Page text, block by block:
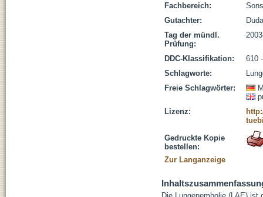
Fachbereich:
Gutachter:
Tag der mündl.
Prüfung:
DDC-Klassifikation:
610
Schlagworte:
Freie Schlagwörter:
Lizenz:
Gedruckte Kopie
bestellen:
Zur Langanzeige